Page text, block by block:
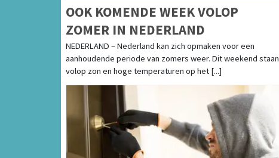
OOK KOMENDE WEEK VOLOP
ZOMER IN NEDERLAND
NEDERLAND – Nederland kan zich opmaken voor een
aanhoudende periode van zomers weer. Dit weekend staan
volop zon en hoge temperaturen op het [...]